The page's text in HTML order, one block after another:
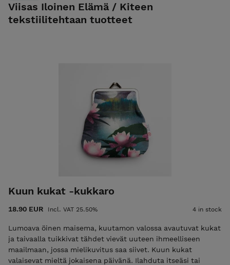
Viisas Iloinen Elämä / Kiteen
tekstiilitehtaan tuotteet
Kuun kukat -kukkaro
18.90 EUR Incl. VAT 25.50% 4 in stock
Lumoava öinen maisema, kuutamon valossa avautuvat kukat
ja taivaalla tuikkivat tähdet vievät uuteen ihmeelliseen
maailmaan, jossa mielikuvitus saa siivet. Kuun kukat
valaisevat mieltä jokaisena päivänä. Ilahduta itseäsi tai